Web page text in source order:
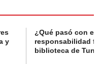
y
¿Qué pasó con el
responsabilidad
biblioteca de